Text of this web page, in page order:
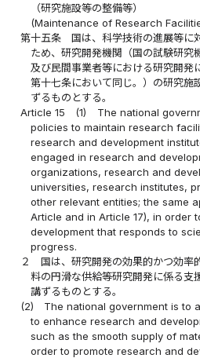
（研究施設等の整備等）
(Maintenance of Research
第十五条
国は、科学技術の進展等に
ため、研究開発機関（国の試験研究
及び民間事業者等における研究開発
第十七条において同じ。）の研究施
ずるものとする。
Article 15
(1)
The national
policies to maintain research
research and development
engaged in research and
organizations, research and
universities, research institutes,
other relevant entities; the same
Article and in Article 17), in order
development that responds to
progress.
２
国は、研究開発の効果的かつ効率
料の円滑な供給等研究開発に係る支
講ずるものとする。
(2)
The national government is to
to enhance research and
such as the smooth supply of
order to promote research and